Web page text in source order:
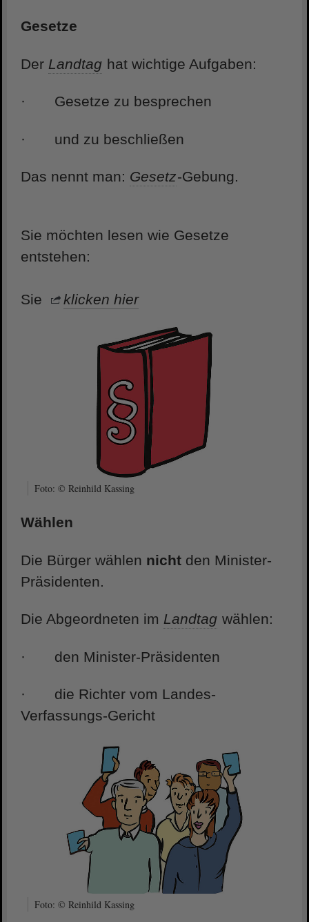
Gesetze
Der Landtag hat wichtige Aufgaben:
· Gesetze zu besprechen
· und zu beschließen
Das nennt man: Gesetz-Gebung.
Sie möchten lesen wie Gesetze
entstehen:
Sie klicken hier
Foto: © Reinhild Kassing
Wählen
Die Bürger wählen nicht den Minister-
Präsidenten.
Die Abgeordneten im Landtag wählen:
· den Minister-Präsidenten
· die Richter vom Landes-
Verfassungs-Gericht
Foto: © Reinhild Kassing